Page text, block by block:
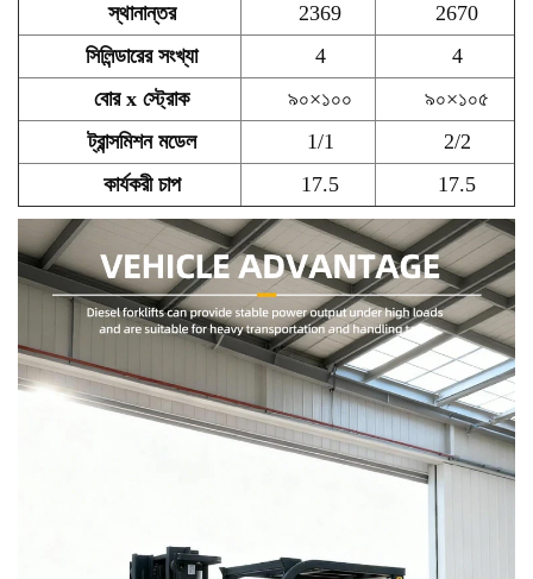
স্থানান্তর
2369
2670
সিলিন্ডারের সংখ্যা
4
4
বোর x স্ট্রোক
৯০×১০০
৯০×১০৫
ট্রান্সমিশন মডেল
1/1
2/2
কার্যকরী চাপ
17.5 17.5